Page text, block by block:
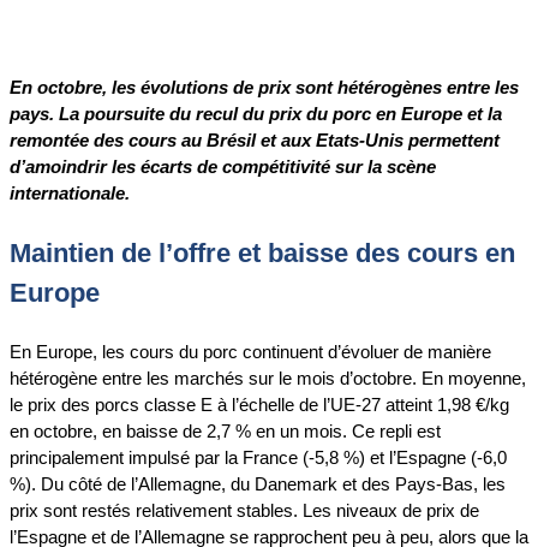
En octobre, les évolutions de prix sont hétérogènes entre les
pays. La poursuite du recul du prix du porc en Europe et la
remontée des cours au Brésil et aux Etats-Unis permettent
d’amoindrir les écarts de compétitivité sur la scène
internationale.
Maintien de l’offre et baisse des cours en
Europe
En Europe, les cours du porc continuent d’évoluer de manière
hétérogène entre les marchés sur le mois d’octobre. En moyenne,
le prix des porcs classe E à l’échelle de l’UE-27 atteint 1,98 €/kg
en octobre, en baisse de 2,7 % en un mois. Ce repli est
principalement impulsé par la France (-5,8 %) et l’Espagne (-6,0
%). Du côté de l’Allemagne, du Danemark et des Pays-Bas, les
prix sont restés relativement stables. Les niveaux de prix de
l’Espagne et de l’Allemagne se rapprochent peu à peu, alors que la